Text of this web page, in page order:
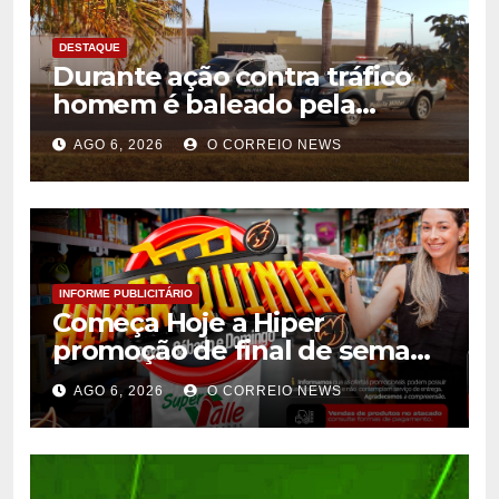
DESTAQUE
Durante ação contra tráfico
homem é baleado pela
Policia Militar em Chapadão
do Sul
AGO 6, 2026 O CORREIO NEWS
INFORME PUBLICITÁRIO
Começa Hoje a Hiper
promoção de final de semana
do Super Valle Confira:
AGO 6, 2026 O CORREIO NEWS